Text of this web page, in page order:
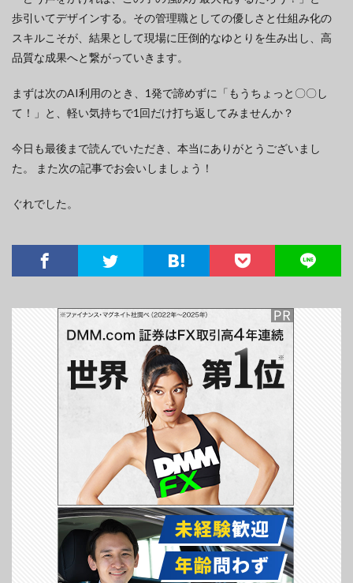
歩引いてデザインする。その管理職としての優しさと仕組み化の
スキルこそが、結果として現場に圧倒的なゆとりを生み出し、高
品質な成果へと繋がっていきます。
まずは次のAI利用のとき、1発で諦めずに「もうちょっと〇〇し
て！」と、軽い気持ちで1回だけ打ち返してみませんか？
今日も最後まで読んでいただき、本当にありがとうございまし
た。 また次の記事でお会いしましょう！
ぐれでした。